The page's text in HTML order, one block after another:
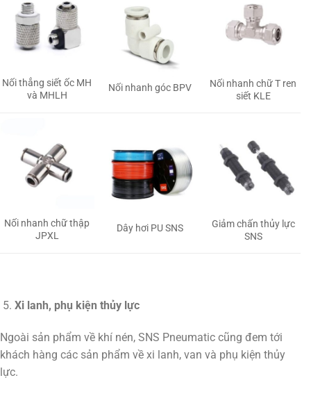
Nối thẳng siết ốc MH
và MHLH
Nối nhanh góc BPV
Nối nhanh chữ T ren
siết KLE
Nối nhanh chữ thập
JPXL
Dây hơi PU SNS
Giảm chấn thủy lực
SNS
Xi lanh, phụ kiện thủy lực
Ngoài sản phẩm về khí nén, SNS Pneumatic cũng đem tới
khách hàng các sản phẩm về xi lanh, van và phụ kiện thủy
lực.